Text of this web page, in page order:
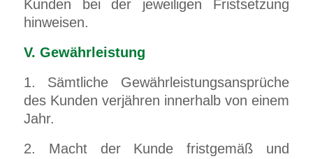
Kunden bei der jeweiligen Fristsetzung
hinweisen.
V. Gewährleistung
1. Sämtliche Gewährleistungsansprüche
des Kunden verjähren innerhalb von einem
Jahr.
2. Macht der Kunde fristgemäß und